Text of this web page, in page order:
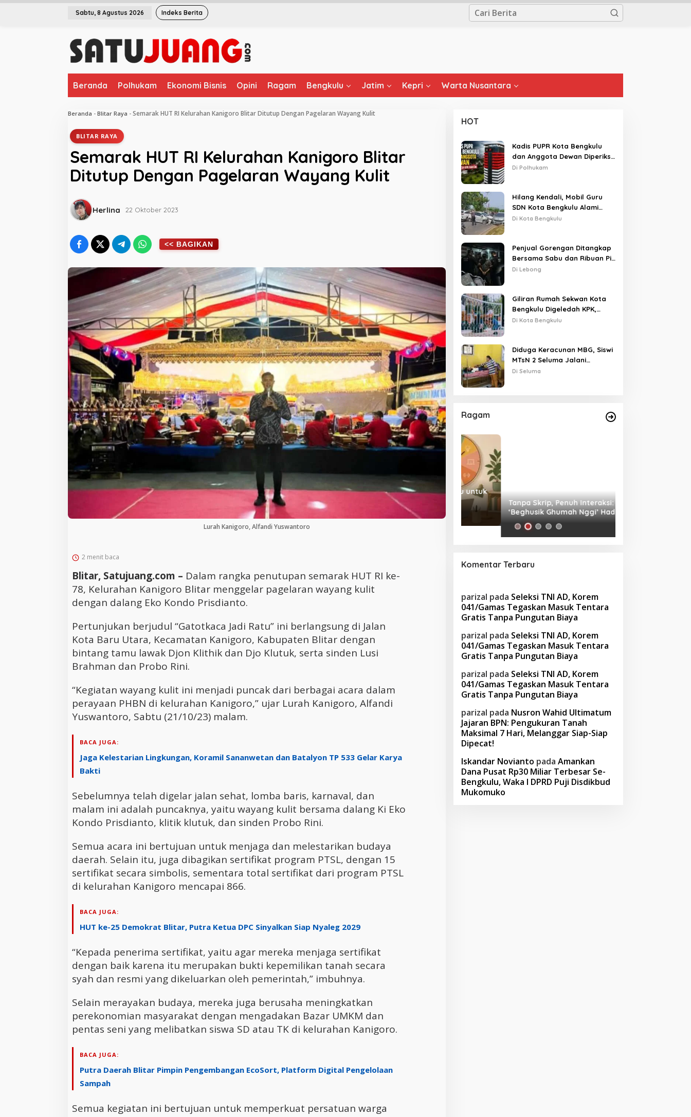
L
Sabtu, 8 Agustus 2026 Indeks Berita
Beranda Polhukam Ekonomi Bisnis Opini Ragam Bengkulu Jatim Kepri Warta Nusantara
Beranda - Blitar Raya - Semarak HUT RI Kelurahan Kanigoro Blitar Ditutup Dengan Pagelaran Wayang Kulit
BLITAR RAYA
Semarak HUT RI Kelurahan Kanigoro Blitar
Ditutup Dengan Pagelaran Wayang Kulit
Herlina 22 Oktober 2023
Lurah Kanigoro, Alfandi Yuswantoro
2 menit baca
Blitar, Satujuang.com – Dalam rangka penutupan semarak HUT RI ke-
78, Kelurahan Kanigoro Blitar menggelar pagelaran wayang kulit
dengan dalang Eko Kondo Prisdianto.
Pertunjukan berjudul “Gatotkaca Jadi Ratu” ini berlangsung di Jalan
Kota Baru Utara, Kecamatan Kanigoro, Kabupaten Blitar dengan
bintang tamu lawak Djon Klithik dan Djo Klutuk, serta sinden Lusi
Brahman dan Probo Rini.
“Kegiatan wayang kulit ini menjadi puncak dari berbagai acara dalam
perayaan PHBN di kelurahan Kanigoro,” ujar Lurah Kanigoro, Alfandi
Yuswantoro, Sabtu (21/10/23) malam.
BACA JUGA:
Jaga Kelestarian Lingkungan, Koramil Sananwetan dan Batalyon TP 533 Gelar Karya
Bakti
Sebelumnya telah digelar jalan sehat, lomba baris, karnaval, dan
malam ini adalah puncaknya, yaitu wayang kulit bersama dalang Ki Eko
Kondo Prisdianto, klitik klutuk, dan sinden Probo Rini.
Semua acara ini bertujuan untuk menjaga dan melestarikan budaya
daerah. Selain itu, juga dibagikan sertifikat program PTSL, dengan 15
sertifikat secara simbolis, sementara total sertifikat dari program PTSL
di kelurahan Kanigoro mencapai 866.
BACA JUGA:
HUT ke-25 Demokrat Blitar, Putra Ketua DPC Sinyalkan Siap Nyaleg 2029
“Kepada penerima sertifikat, yaitu agar mereka menjaga sertifikat
dengan baik karena itu merupakan bukti kepemilikan tanah secara
syah dan resmi yang dikeluarkan oleh pemerintah,” imbuhnya.
Selain merayakan budaya, mereka juga berusaha meningkatkan
perekonomian masyarakat dengan mengadakan Bazar UMKM dan
pentas seni yang melibatkan siswa SD atau TK di kelurahan Kanigoro.
BACA JUGA:
Putra Daerah Blitar Pimpin Pengembangan EcoSort, Platform Digital Pengelolaan
Sampah
Semua kegiatan ini bertujuan untuk memperkuat persatuan warga
HOT
Kadis PUPR Kota Bengkulu
dan Anggota Dewan Diperiksa
KPK Hari Ini
Di Polhukam
Hilang Kendali, Mobil Guru
SDN Kota Bengkulu Alami
Tabrakan Beruntun di Lampu
Di Kota Bengkulu
Penjual Gorengan Ditangkap
Bersama Sabu dan Ribuan Pil,
Nama Oknum APH Disebut
Di Lebong
Giliran Rumah Sekwan Kota
Bengkulu Digeledah KPK,
Dikawal Polisi Bersenjata
Di Kota Bengkulu
Diduga Keracunan MBG, Siswi
MTsN 2 Seluma Jalani
Perawatan Intensif di RSUD
Di Seluma
Ragam
Cara Efektif Mengelola Waktu untuk
Produktivitas Maksimal
Tanpa Skrip, Penuh Interaksi:
‘Beghusik Ghumah Nggi’ Hadirkan
Ruang Digital Seperti Rumah Sendiri
Komentar Terbaru
parizal pada Seleksi TNI AD, Korem
041/Gamas Tegaskan Masuk Tentara
Gratis Tanpa Pungutan Biaya
parizal pada Seleksi TNI AD, Korem
041/Gamas Tegaskan Masuk Tentara
Gratis Tanpa Pungutan Biaya
parizal pada Seleksi TNI AD, Korem
041/Gamas Tegaskan Masuk Tentara
Gratis Tanpa Pungutan Biaya
parizal pada Nusron Wahid Ultimatum
Jajaran BPN: Pengukuran Tanah
Maksimal 7 Hari, Melanggar Siap-Siap
Dipecat!
Iskandar Novianto pada Amankan
Dana Pusat Rp30 Miliar Terbesar Se-
Bengkulu, Waka I DPRD Puji Disdikbud
Mukomuko